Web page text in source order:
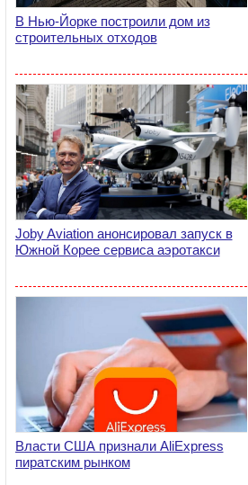
В Нью-Йорке построили дом из
строительных отходов
Joby Aviation анонсировал запуск в
Южной Корее сервиса аэротакси
Власти США признали AliExpress
пиратским рынком